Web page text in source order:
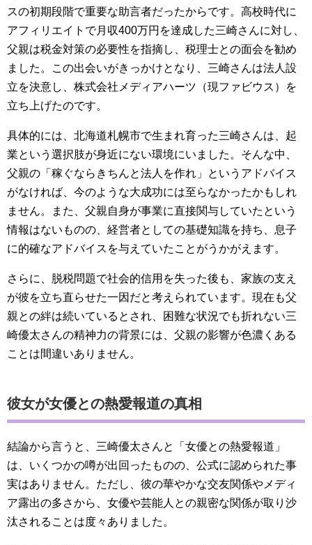
スの初期段階で重要な助言者だったからです。高校時代に
アフィリエイトで月収400万円を達成した三崎さんに対し、
父親は税金対策の必要性を指摘し、税理士との面会を勧め
ました。この出会いがきっかけとなり、三崎さんは法人設
立を決意し、株式会社メディアハーツ（現ファビウス）を
立ち上げたのです。
具体的には、北海道札幌市で生まれ育った三崎さんは、起
業という選択肢が身近にない環境にいました。そんな中、
父親の「稼ぐならきちんと法人を作れ」というアドバイス
がなければ、今のような大成功には至らなかったかもしれ
ません。また、父親自身が事業に直接関与していたという
情報はないものの、経営者としての基礎知識を持ち、息子
に的確なアドバイスを与えていたことがうかがえます。
さらに、脱税問題で社会的信用を失った後も、家族の支え
が彼を立ち直らせた一因だと考えられています。現在も父
親との絆は続いているとされ、困難な状況でも折れない三
崎優太さんの精神力の背景には、父親の影響が色濃くある
ことは間違いありません。
彼女が女優との熱愛報道の真相
結論から言うと、三崎優太さんと「女優との熱愛報道」
は、いくつかの噂が出回ったものの、公式に認められた事
実はありません。ただし、彼の華やかな交友関係やメディ
ア露出の多さから、女優や芸能人との親密な関係が取り沙
汰されることは度々ありました。